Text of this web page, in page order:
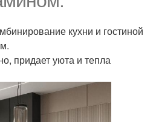
кухни и гостиной
придает уюта и тепла